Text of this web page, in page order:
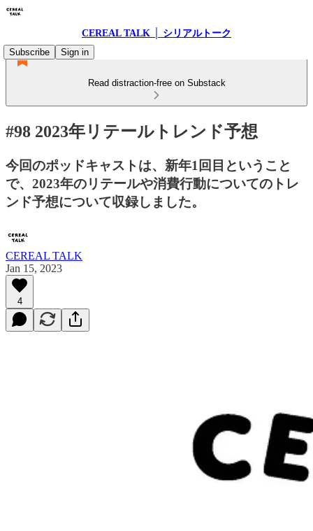
CEREAL TALK │ シリアルトーク
Subscribe
Sign in
Read distraction-free on Substack
#98 2023年リテールトレンド予想
今回のポッドキャストは、新年1回目ということ
で、2023年のリテールや消費行動についてのトレ
ンド予想について収録しました。
CEREAL TALK
Jan 15, 2023
4